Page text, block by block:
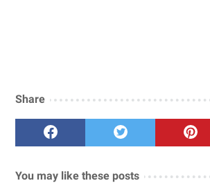
Share
You may like these posts